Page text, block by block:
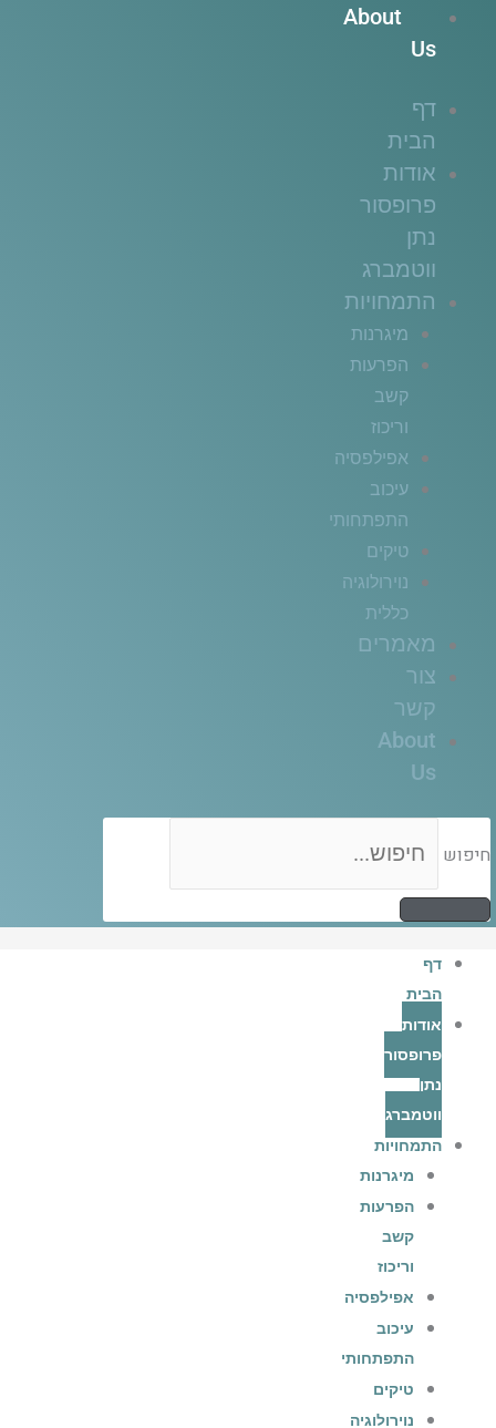
About
Us
דף
הבית
אודות
פרופסור
נתן
ווטמברג
התמחויות
מיגרנות
הפרעות
קשב
וריכוז
אפילפסיה
עיכוב
התפתחותי
טיקים
נוירולוגיה
כללית
מאמרים
צור
קשר
About
Us
חיפוש
דף
הבית
אודות
פרופסור
נתן
ווטמברג
התמחויות
מיגרנות
הפרעות
קשב
וריכוז
אפילפסיה
עיכוב
התפתחותי
טיקים
נוירולוגיה